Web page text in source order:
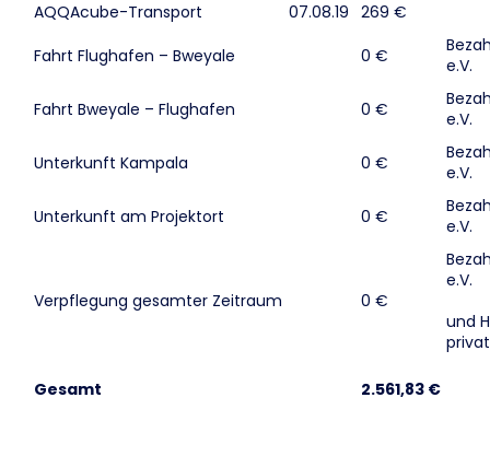
AQQAcube-Transport
07.08.19 269 €
Fahrt Flughafen – Bweyale
0 €
e.V.
Fahrt Bweyale – Flughafen
0 €
e.V.
Unterkunft Kampala
0 €
e.V.
Unterkunft am Projektort
0 €
e.V.
Verpflegung gesamter Zeitraum 0 €
e.V.
und
privat
Gesamt 2.561,83 €